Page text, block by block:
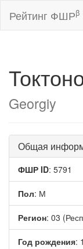
Рейтинг ФШРβ
Georgiy
Общая
ФШР ID: 5791
Пол: М
Регион: 03
Год рождения: